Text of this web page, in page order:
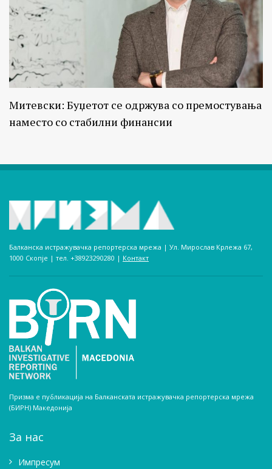
Митевски: Буџетот се одржува со премостувања
наместо со стабилни финансии
Балканска истражувачка репортерска мрежа | Ул. Мирослав Крлежа 67,
1000 Скопје | тел. +38923290280­ | Контакт
Призма е публикација на Балканската истражувачка репортерска мрежа
(БИРН) Македонија
За нас
Импресум